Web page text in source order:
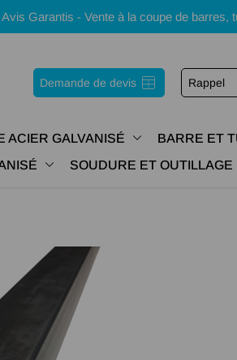
Garantis - Vente à la coupe de barres,
Demande de devis Rappel
ACIER GALVANISÉ BARRE ET
SOUDURE ET OUTILLAGE